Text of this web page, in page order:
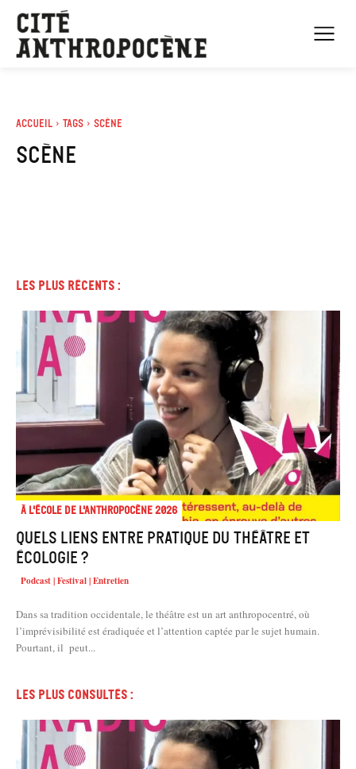
Accueil Tags Scène
scène
Les plus récents :
À l'école de l'Anthropocène 2026
Quels liens entre pratique du théâtre et
écologie ?
Podcast | Festival | Entretien
Dans sa tradition occidentale, le théâtre est un art anthropocentré, où
l’imprévisibilité est éradiquée et l’attention captée par le sujet humain.
Pourtant, il peut...
Les plus consultés :